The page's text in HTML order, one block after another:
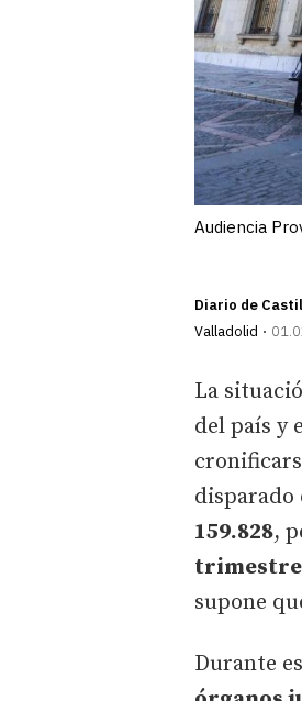
Audiencia
Diario de
Valladolid
La
del país y
disparado
159.828,
trimestre
supone
Durante